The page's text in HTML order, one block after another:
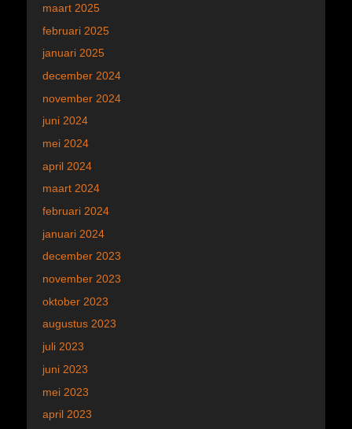
maart 2025
februari 2025
januari 2025
december 2024
november 2024
juni 2024
mei 2024
april 2024
maart 2024
februari 2024
januari 2024
december 2023
november 2023
oktober 2023
augustus 2023
juli 2023
juni 2023
mei 2023
april 2023